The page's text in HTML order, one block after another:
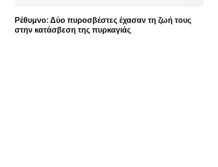
Ρέθυμνο: Δύο πυροσβέστες έχασαν τη ζωή τους
στην κατάσβεση της πυρκαγιάς